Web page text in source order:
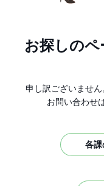
お探しの
申し訳ございません
お問い合わせ
各課